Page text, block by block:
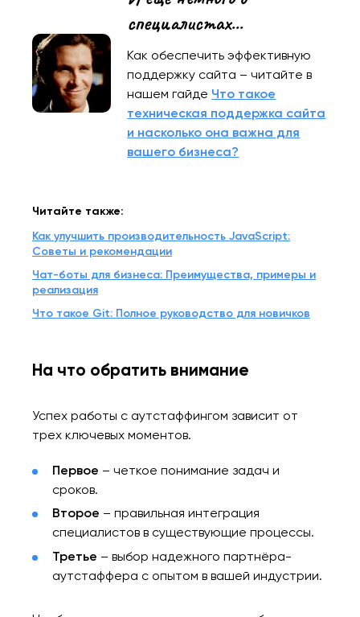
специалистах...
Как обеспечить эффективную
поддержку сайта – читайте в
нашем гайде Что такое
техническая поддержка сайта
и насколько она важна для
вашего бизнеса?
Читайте также:
Как улучшить производительность JavaScript:
Советы и рекомендации
Чат-боты для бизнеса: Преимущества, примеры и
реализация
Что такое Git: Полное руководство для новичков
На что обратить внимание
Успех работы с аутстаффингом зависит от
трех ключевых моментов.
Первое – четкое понимание задач и
сроков.
Второе – правильная интеграция
специалистов в существующие процессы.
Третье – выбор надежного партнёра-
аутстаффера с опытом в вашей индустрии.